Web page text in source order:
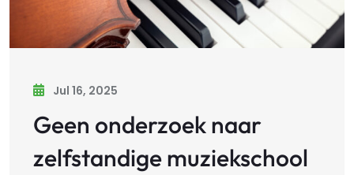
Jul 16, 2025
Geen onderzoek naar
zelfstandige muziekschool